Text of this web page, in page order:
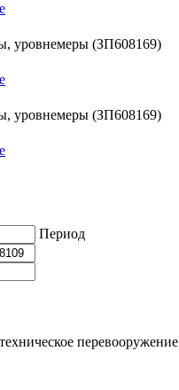
уровнемеры (ЗП608169)
уровнемеры (ЗП608169)
Период
перевооружение